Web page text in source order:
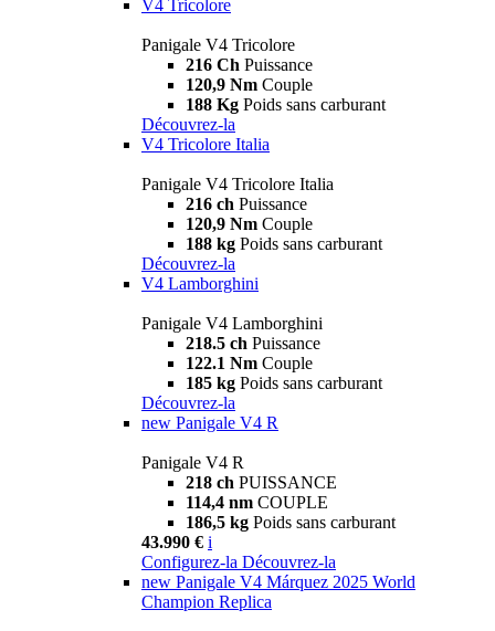
V4 Tricolore
Panigale V4 Tricolore
216 Ch Puissance
120,9 Nm Couple
188 Kg Poids sans carburant
Découvrez-la
V4 Tricolore Italia
Panigale V4 Tricolore Italia
216 ch Puissance
120,9 Nm Couple
188 kg Poids sans carburant
Découvrez-la
V4 Lamborghini
Panigale V4 Lamborghini
218.5 ch Puissance
122.1 Nm Couple
185 kg Poids sans carburant
Découvrez-la
new Panigale V4 R
Panigale V4 R
218 ch PUISSANCE
114,4 nm COUPLE
186,5 kg Poids sans carburant
43.990 € i
Configurez-la Découvrez-la
new Panigale V4 Márquez 2025 World
Champion Replica